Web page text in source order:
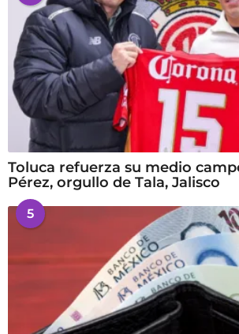
Toluca refuerza su medio
Pérez, orgullo de Tala, Jalisco
5